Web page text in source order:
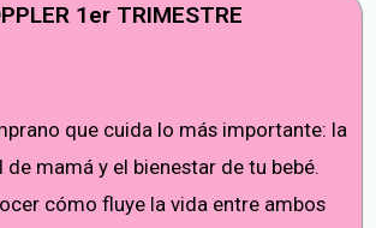
1er TRIMESTRE
que cuida lo más importante: la
mamá y el bienestar de tu bebé.
cómo fluye la vida entre ambos